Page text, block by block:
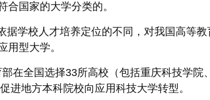
国家的大学分类的。
学校人才培养定位的不同，对我国高等
用型大学。
在全国选择33所高校（包括重庆科技学
进地方本科院校向应用科技大学转型。